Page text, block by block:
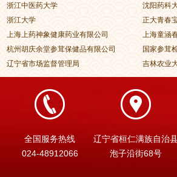
浙江中医药大学
沈阳药科
浙江大学
正大青春
上海上药神象健康药业有限公司
上海童涵
杭州胡庆余堂参茸保健品有限公司
国家参茸
辽宁省市场监督管理局
吉林农业
全国服务热线
024-48912066
辽宁省桓仁满族自治
泡子沿街68号